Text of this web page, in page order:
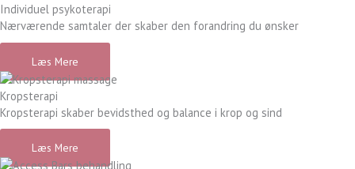
Individuel psykoterapi
Nærværende samtaler der skaber den forandring du ønsker
Læs Mere
Kropsterapi
Kropsterapi skaber bevidsthed og balance i krop og sind
Læs Mere